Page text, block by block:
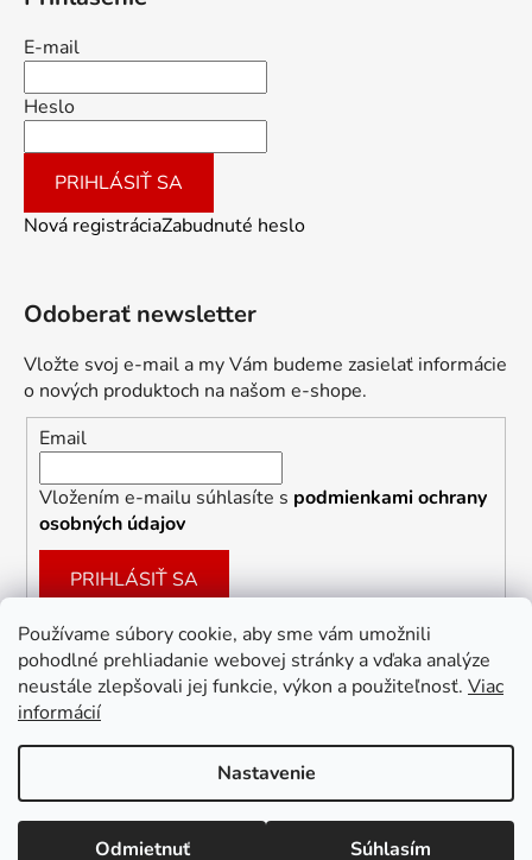
Používame súbory cookie, aby sme vám umožnili
pohodlné prehliadanie webovej stránky a vďaka analýze
neustále zlepšovali jej funkcie, výkon a použiteľnosť. Viac
informácií
Nastavenie
Odmietnuť Súhlasím
E-mail
Heslo
PRIHLÁSIŤ SA
Nová registráciaZabudnuté heslo
Odoberať newsletter
Vložte svoj e-mail a my Vám budeme zasielať informácie
o nových produktoch na našom e-shope.
Email
Vložením e-mailu súhlasíte s podmienkami ochrany
osobných údajov
PRIHLÁSIŤ SA
Facebook
Vytvoril Shoptet